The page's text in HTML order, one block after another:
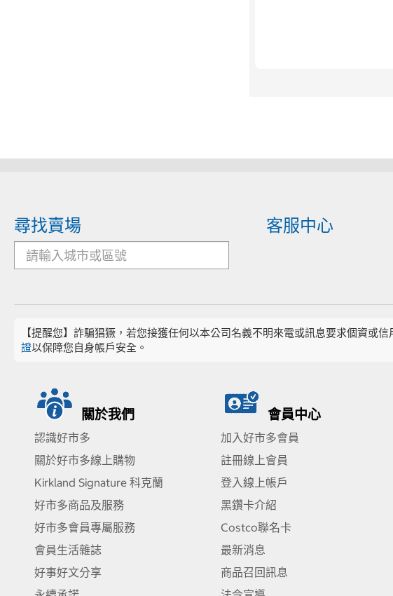
尋找賣場 客服中心
【提醒您】詐騙猖獗，若您接獲任何以本公司名義不明來電或訊息要求個資或
證以保障您自身帳戶安全。
關於我們
認識好市多
關於好市多線上購物
Kirkland Signature 科克蘭
好市多商品及服務
好市多會員專屬服務
會員生活雜誌
好事好文分享
會員中心
加入好市多會員
註冊線上會員
登入線上帳戶
黑鑽卡介紹
Costco聯名卡
最新消息
商品召回訊息